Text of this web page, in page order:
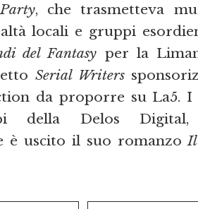
, che trasmetteva
locali e gruppi
del Fantasy per la
Serial Writers
da proporre su La5.
Delos
è uscito il suo romanzo